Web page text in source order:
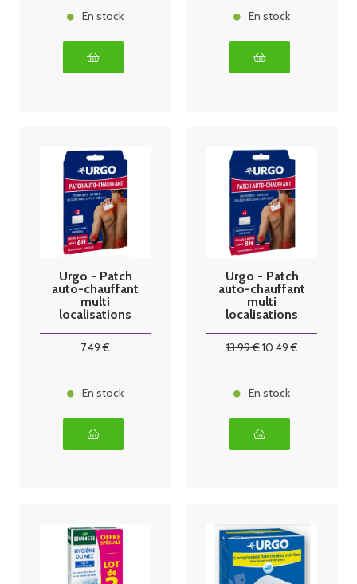
En stock En stock
Urgo - Patch
auto-chauffant
multi
localisations
7.49 €
En stock
Urgo - Patch
auto-chauffant
multi
localisations
13.99€10.49€
En stock